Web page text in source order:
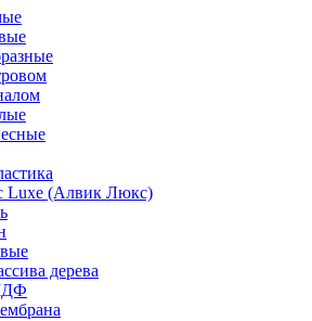
Luxe (Алвик Люкс)
дерева